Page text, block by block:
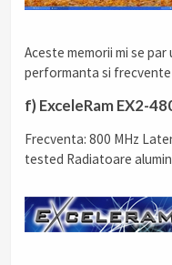
Aceste memorii mi se
performanta si
f) ExceleRam EX2-
Frecventa: 800 MHz
tested Radiatoare